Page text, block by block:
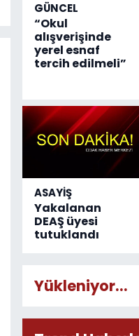
GÜNCEL
“Okul
alışverişinde
yerel esnaf
tercih edilmeli”
ASAYİŞ
Yakalanan
DEAŞ üyesi
tutuklandı
Yükleniyor...